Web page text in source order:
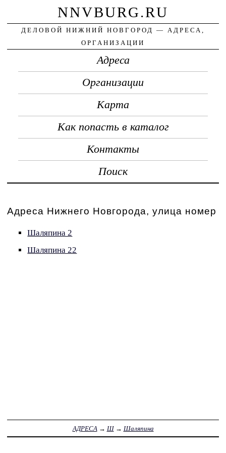
NNVBURG.RU
ДЕЛОВОЙ НИЖНИЙ НОВГОРОД — АДРЕСА,
ОРГАНИЗАЦИИ
Адреса
Организации
Карта
Как попасть в каталог
Контакты
Поиск
Адреса Нижнего Новгорода, улица номер
Шаляпина 2
Шаляпина 22
АДРЕСА → Ш→ Шаляпина